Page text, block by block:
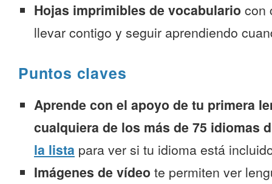
Hojas imprimibles de vocabulario con
llevar contigo y seguir aprendiendo
Puntos claves
Aprende con el apoyo de tu primera
cualquiera de los más de 75 idiomas
la lista para ver si tu idioma está
Imágenes de vídeo te permiten ver